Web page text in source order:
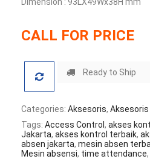
CALL FOR PRICE
Ready to Ship
Categories: Aksesoris, Aksesoris
Tags: Access Control , akses
Jakarta, akses kontrol terbaik,
absen jakarta, mesin absen
Mesin absensi, time attendance,